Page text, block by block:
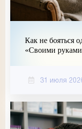
Как не бояться
«Своими
31 июля